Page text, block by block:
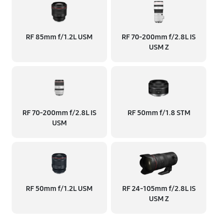
RF 85mm f/1.2L USM
RF 70‑200mm f/2.8L IS
USM Z
RF 70‑200mm f/2.8L IS
USM
RF 50mm f/1.8 STM
RF 50mm f/1.2L USM
RF 24‑105mm f/2.8L IS
USM Z